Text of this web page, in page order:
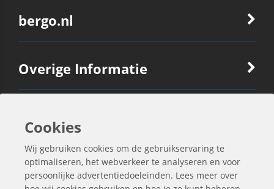
bergo.nl
Overige Informatie
Ook Interessant
Contactgegevens
Cookies
Wij gebruiken cookies om de gebruikservaring te
optimaliseren, het webverkeer te analyseren en voor
persoonlijke advertentiedoeleinden. Lees meer over